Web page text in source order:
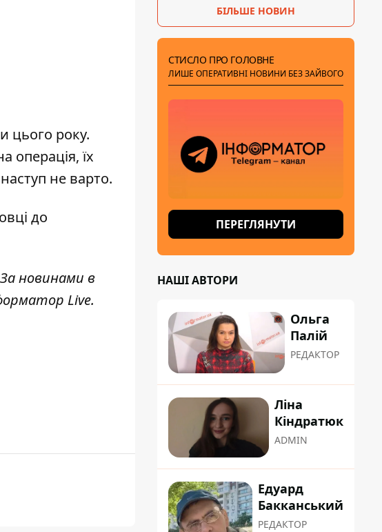
цього року.
операція, їх
не варто.
до
новинами в
Live.
БІЛЬШЕ НОВИН
СТИСЛО ПРО ГОЛОВНЕ
ЛИШЕ ОПЕРАТИВНІ НОВИНИ БЕЗ ЗАЙВОГО
ПЕРЕГЛЯНУТИ
НАШІ АВТОРИ
Ольга
Палій
РЕДАКТОР
Ліна
Кіндратюк
ADMIN
Едуард
Бакканський
РЕДАКТОР